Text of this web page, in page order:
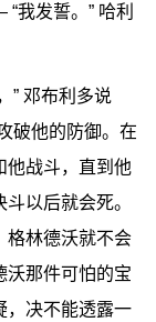
我发誓。” 哈利
” 邓布利多说
破他的防御。在
他战斗，直到他
以后就会死。
格林德沃就不会
沃那件可怕的宝
，决不能透露一